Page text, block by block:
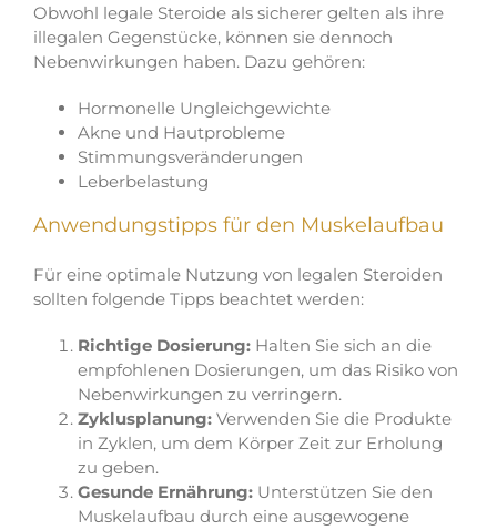
Obwohl legale Steroide als sicherer gelten als ihre
illegalen Gegenstücke, können sie dennoch
Nebenwirkungen haben. Dazu gehören:
Hormonelle Ungleichgewichte
Akne und Hautprobleme
Stimmungsveränderungen
Leberbelastung
Anwendungstipps für den Muskelaufbau
Für eine optimale Nutzung von legalen Steroiden
sollten folgende Tipps beachtet werden:
Richtige Dosierung: Halten Sie sich an die
empfohlenen Dosierungen, um das Risiko von
Nebenwirkungen zu verringern.
Zyklusplanung: Verwenden Sie die Produkte
in Zyklen, um dem Körper Zeit zur Erholung
zu geben.
Gesunde Ernährung: Unterstützen Sie den
Muskelaufbau durch eine ausgewogene